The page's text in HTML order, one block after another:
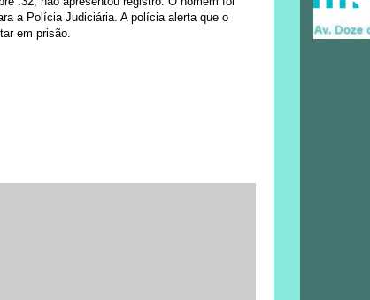
a Polícia Judiciária. A polícia alerta que o
em prisão.